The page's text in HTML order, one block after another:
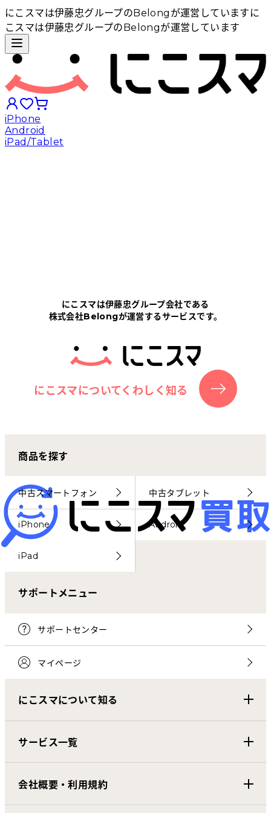
にこスマは伊藤忠グループのBelongが運営しています に
こスマは伊藤忠グループのBelongが運営しています
iPhone
Android
iPad/Tablet
にこスマについて
サポートセンター
お客さまの声
にこスマ通信
マイページ
にこスマは伊藤忠グループ会社である
株式会社Belongが運営するサービスです。
にこスマについてくわしく知る
商品を探す
中古スマートフォン 中古タブレット
iPhone Android
iPad
サポートメニュー
サポートセンター
マイページ
にこスマについて知る
サービス一覧
会社概要・利用規約